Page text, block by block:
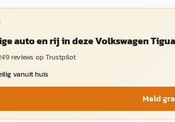
auto en rij in deze Volkswagen
reviews op Trustpilot
vanuit huis
Meld